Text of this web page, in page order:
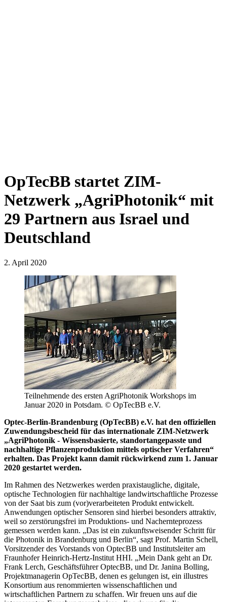
OpTecBB startet ZIM-
Netzwerk „AgriPhotonik“ mit
29 Partnern aus Israel und
Deutschland
2. April 2020
Teilnehmende des ersten AgriPhotonik Workshops im
Januar 2020 in Potsdam. © OpTecBB e.V.
Optec-Berlin-Brandenburg (OpTecBB) e.V. hat den offiziellen
Zuwendungsbescheid für das internationale ZIM-Netzwerk
„AgriPhotonik - Wissensbasierte, standortangepasste und
nachhaltige Pflanzenproduktion mittels optischer Verfahren“
erhalten. Das Projekt kann damit rückwirkend zum 1. Januar
2020 gestartet werden.
Im Rahmen des Netzwerkes werden praxistaugliche, digitale,
optische Technologien für nachhaltige landwirtschaftliche Prozesse
von der Saat bis zum (vor)verarbeiteten Produkt entwickelt.
Anwendungen optischer Sensoren sind hierbei besonders attraktiv,
weil so zerstörungsfrei im Produktions- und Nachernteprozess
gemessen werden kann. „Das ist ein zukunftsweisender Schritt für
die Photonik in Brandenburg und Berlin“, sagt Prof. Martin Schell,
Vorsitzender des Vorstands von OptecBB und Institutsleiter am
Fraunhofer Heinrich-Hertz-Institut HHI. „Mein Dank geht an Dr.
Frank Lerch, Geschäftsführer OptecBB, und Dr. Janina Bolling,
Projektmanagerin OpTecBB, denen es gelungen ist, ein illustres
Konsortium aus renommierten wissenschaftlichen und
wirtschaftlichen Partnern zu schaffen. Wir freuen uns auf die